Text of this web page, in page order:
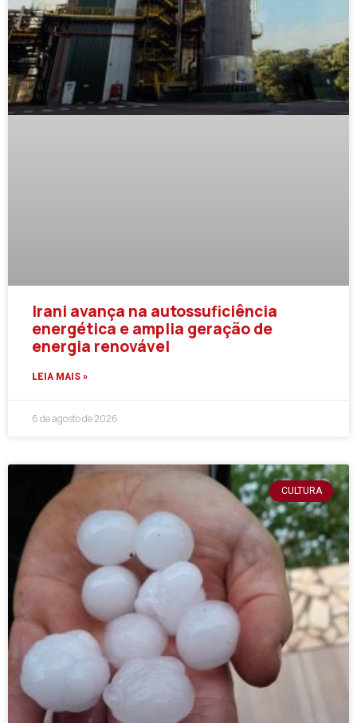
Irani avança na autossuficiência
energética e amplia geração de
energia renovável
LEIA MAIS »
6 de agosto de 2026
CULTURA